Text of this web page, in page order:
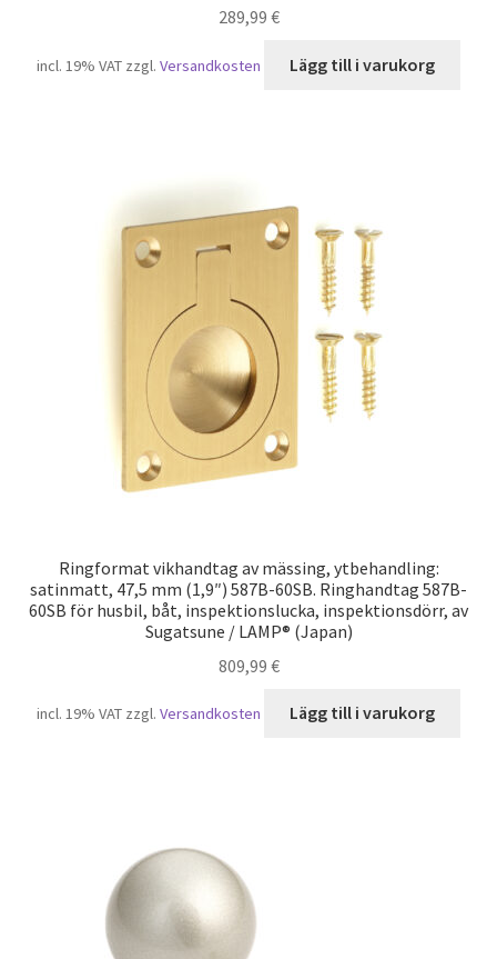
289,99 €
incl. 19% VAT zzgl.Versandkosten Lägg till i varukorg
Ringformat vikhandtag av mässing, ytbehandling:
satinmatt, 47,5 mm (1,9″) 587B-60SB. Ringhandtag 587B-
60SB för husbil, båt, inspektionslucka, inspektionsdörr, av
Sugatsune / LAMP® (Japan)
809,99 €
incl. 19% VAT zzgl.Versandkosten Lägg till i varukorg